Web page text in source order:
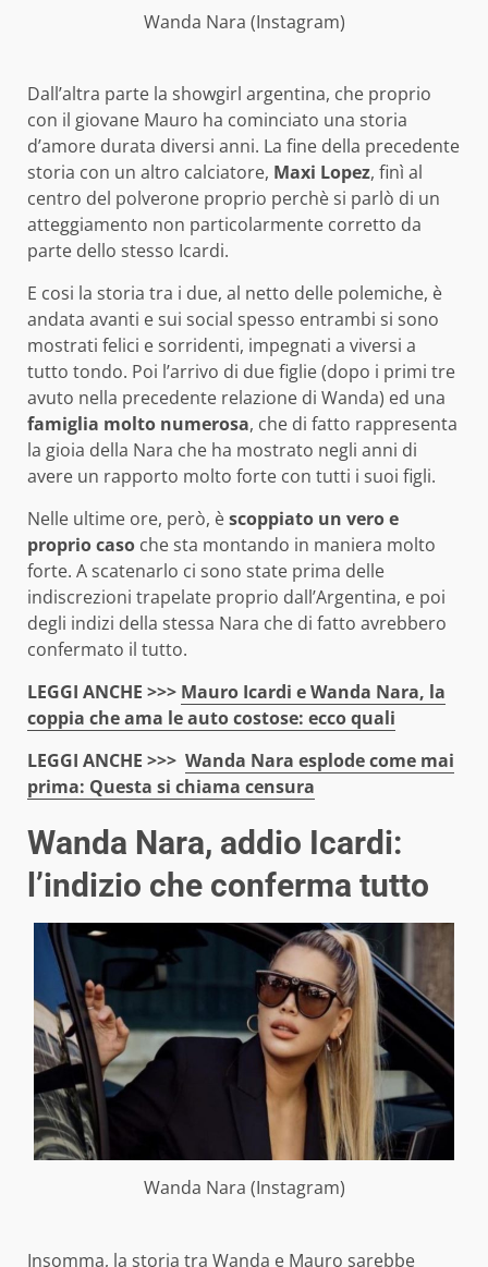
Wanda Nara (Instagram)
Dall’altra parte la showgirl argentina, che proprio
con il giovane Mauro ha cominciato una storia
d’amore durata diversi anni. La fine della precedente
storia con un altro calciatore, Maxi Lopez, finì al
centro del polverone proprio perchè si parlò di un
atteggiamento non particolarmente corretto da
parte dello stesso Icardi.
E cosi la storia tra i due, al netto delle polemiche, è
andata avanti e sui social spesso entrambi si sono
mostrati felici e sorridenti, impegnati a viversi a
tutto tondo. Poi l’arrivo di due figlie (dopo i primi tre
avuto nella precedente relazione di Wanda) ed una
famiglia molto numerosa, che di fatto rappresenta
la gioia della Nara che ha mostrato negli anni di
avere un rapporto molto forte con tutti i suoi figli.
Nelle ultime ore, però, èscoppiato un vero e
proprio caso che sta montando in maniera molto
forte. A scatenarlo ci sono state prima delle
indiscrezioni trapelate proprio dall’Argentina, e poi
degli indizi della stessa Nara che di fatto avrebbero
confermato il tutto.
LEGGI ANCHE >>> Mauro Icardi e Wanda Nara, la
coppia che ama le auto costose: ecco quali
LEGGI ANCHE >>> Wanda Nara esplode come mai
prima: Questa si chiama censura
Wanda Nara, addio Icardi:
l’indizio che conferma tutto
Wanda Nara (Instagram)
Insomma, la storia tra Wanda e Mauro sarebbe